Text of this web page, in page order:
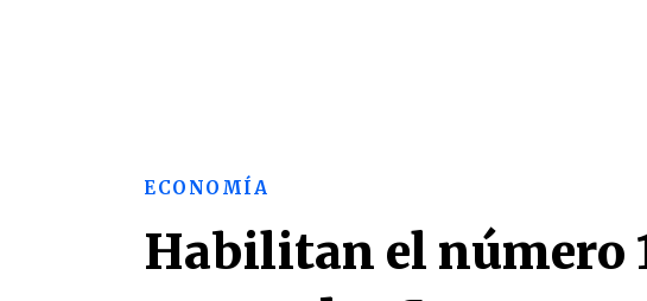
ECONOMÍA
Habilitan el número